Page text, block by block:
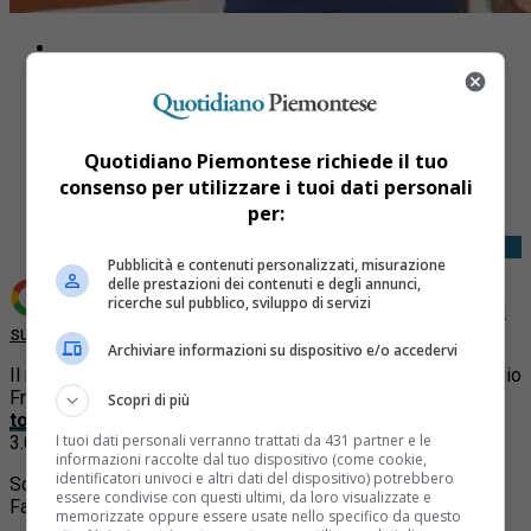
Share
Tweet
Aggiungi Quotidiano Piemontese come
Fonte preferita
su Google
Il mondo del calcio dilettantistico torinese piange Pier Giorgio
Frassinelli, inventore del
torinese
3.00, all’età di 84 anni.
Scrivono i dirigenti del SuperOscar sulla loro pagina
Facebook:
Quotidiano Piemontese richiede il tuo
consenso per utilizzare i tuoi dati personali
per:
Pubblicità e contenuti personalizzati, misurazione
delle prestazioni dei contenuti e degli annunci,
ricerche sul pubblico, sviluppo di servizi
Archiviare informazioni su dispositivo e/o accedervi
Scopri di più
I tuoi dati personali verranno trattati da 431 partner e le
informazioni raccolte dal tuo dispositivo (come cookie,
identificatori univoci e altri dati del dispositivo) potrebbero
essere condivise con questi ultimi, da loro visualizzate e
memorizzate oppure essere usate nello specifico da questo